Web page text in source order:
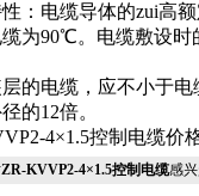
：电缆导体的zui高
为90℃。电缆敷设
的电缆，应不小于
的12倍。
4×1.5控制电缆价
ZR-KVVP2-4×1.5控制电缆感